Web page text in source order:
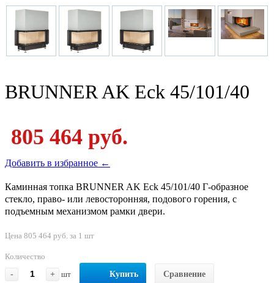
BRUNNER AK Eck 45/101/40
805 464 руб.
Добавить в избранное ←
Каминная топка BRUNNER AK Eck 45/101/40 Г-образное
стекло, право- или левосторонняя, подового горения, с
подъемным механизмом рамки двери.
Цена 805 464 руб. за 1 шт
Количество
-
+ шт Купить Сравнение